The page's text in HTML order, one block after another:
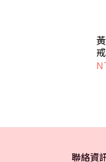
聯絡資